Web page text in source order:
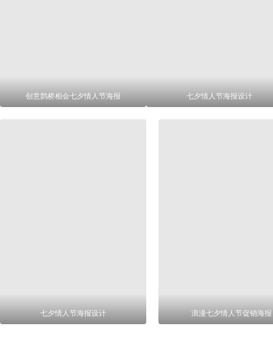
创意鹊桥相会七夕情人节海报 七夕情人节海报设计
七夕情人节海报设计 浪漫七夕情人节促销海报